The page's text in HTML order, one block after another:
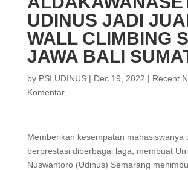
UDINUS JADI
WALL CLIMBING
JAWA BALI
by PSI UDINUS| Dec 19, 2022 | Recent
Komentar
Memberikan kesempatan mahasiswanya
berprestasi diberbagai laga, membuat
Nuswantoro (Udinus) Semarang